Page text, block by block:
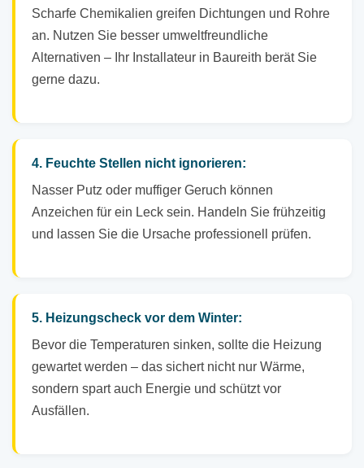
Scharfe Chemikalien greifen Dichtungen und Rohre
an. Nutzen Sie besser umweltfreundliche
Alternativen – Ihr Installateur in Baureith berät Sie
gerne dazu.
4. Feuchte Stellen nicht ignorieren:
Nasser Putz oder muffiger Geruch können
Anzeichen für ein Leck sein. Handeln Sie frühzeitig
und lassen Sie die Ursache professionell prüfen.
5. Heizungscheck vor dem Winter:
Bevor die Temperaturen sinken, sollte die Heizung
gewartet werden – das sichert nicht nur Wärme,
sondern spart auch Energie und schützt vor
Ausfällen.